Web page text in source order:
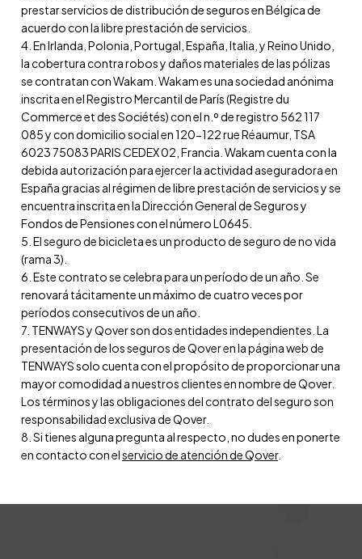
prestar servicios de distribución de seguros en Bélgica de
acuerdo con la libre prestación de servicios.
4. En Irlanda, Polonia, Portugal, España, Italia, y Reino Unido,
la cobertura contra robos y daños materiales de las pólizas
se contratan con Wakam. Wakam es una sociedad anónima
inscrita en el Registro Mercantil de París (Registre du
Commerce et des Sociétés) con el n.º de registro 562 117
085 y con domicilio social en 120-122 rue Réaumur, TSA
6023 75083 PARIS CEDEX 02, Francia. Wakam cuenta con la
debida autorización para ejercer la actividad aseguradora en
España gracias al régimen de libre prestación de servicios y se
encuentra inscrita en la Dirección General de Seguros y
Fondos de Pensiones con el número L0645.
5. El seguro de bicicleta es un producto de seguro de no vida
(rama 3).
6. Este contrato se celebra para un período de un año. Se
renovará tácitamente un máximo de cuatro veces por
períodos consecutivos de un año.
7. TENWAYS y Qover son dos entidades independientes. La
presentación de los seguros de Qover en la página web de
TENWAYS solo cuenta con el propósito de proporcionar una
mayor comodidad a nuestros clientes en nombre de Qover.
Los términos y las obligaciones del contrato del seguro son
responsabilidad exclusiva de Qover.
8. Si tienes alguna pregunta al respecto, no dudes en ponerte
en contacto con elservicio de atención de Qover.